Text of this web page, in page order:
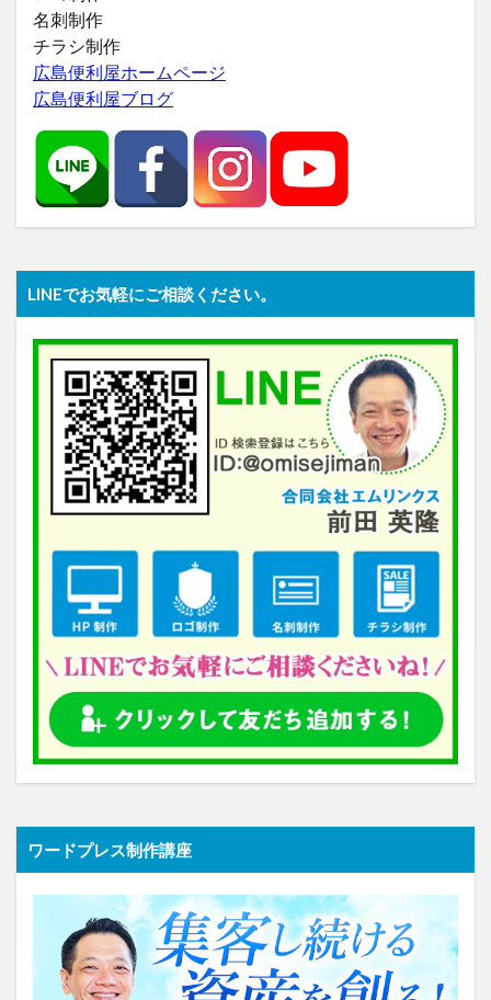
名刺制作
チラシ制作
広島便利屋ホームページ
広島便利屋ブログ
LINEでお気軽にご相談ください。
ワードプレス制作講座